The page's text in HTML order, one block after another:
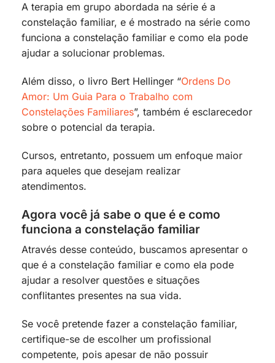
A terapia em grupo abordada na série é a
constelação familiar, e é mostrado na série como
funciona a constelação familiar e como ela pode
ajudar a solucionar problemas.
Além disso, o livro Bert Hellinger “Ordens Do
Amor: Um Guia Para o Trabalho com
Constelações Familiares”, também é esclarecedor
sobre o potencial da terapia.
Cursos, entretanto, possuem um enfoque maior
para aqueles que desejam realizar
atendimentos.
Agora você já sabe o que é e como
funciona a constelação familiar
Através desse conteúdo, buscamos apresentar o
que é a constelação familiar e como ela pode
ajudar a resolver questões e situações
conflitantes presentes na sua vida.
Se você pretende fazer a constelação familiar,
certifique-se de escolher um profissional
competente, pois apesar de não possuir